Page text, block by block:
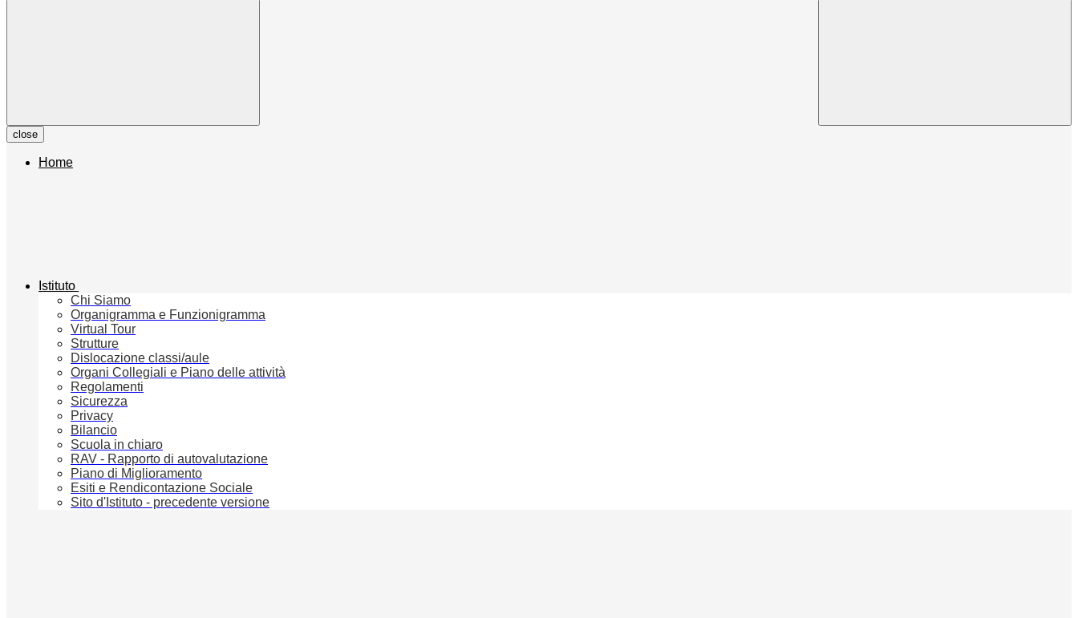
close
Home
Istituto
Chi Siamo
Organigramma e Funzionigramma
Virtual Tour
Strutture
Dislocazione classi/aule
Organi Collegiali e Piano delle attività
Regolamenti
Sicurezza
Privacy
Bilancio
Scuola in chiaro
RAV - Rapporto di autovalutazione
Piano di Miglioramento
Esiti e Rendicontazione Sociale
Sito d'Istituto - precedente versione